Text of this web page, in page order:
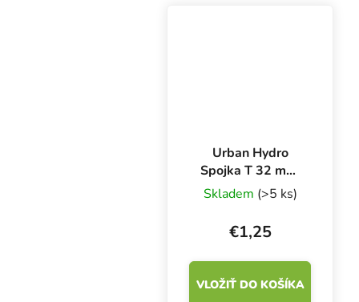
Urban Hydro
Spojka T 32 mm,
pre 3 PVC rúry na
NFT kanál
Skladem (>5 ks)
€1,25
VLOŽIŤ DO KOŠÍKA